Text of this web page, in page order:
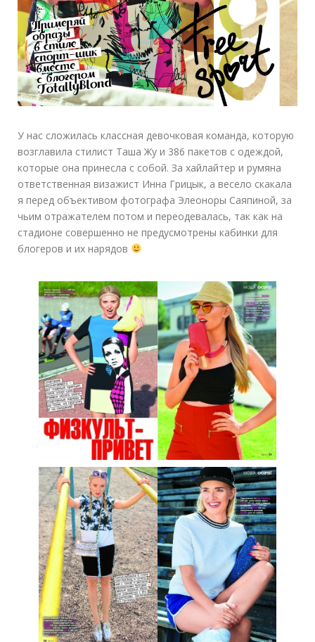
У нас сложилась классная девочковая команда, которую
возглавила стилист Таша Жу и 386 пакетов с одеждой,
которые она принесла с собой. За хайлайтер и румяна
ответственная визажист Инна Грицык, а весело скакала
я перед объективом фотографа Элеоноры Саяпиной, за
чьим отражателем потом и переодевалась, так как на
стадионе совершенно не предусмотрены кабинки для
блогеров и их нарядов